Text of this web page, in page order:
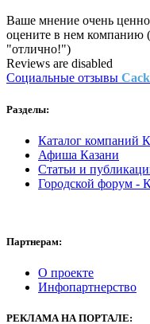
Ваше мнение очень
оцените в нем компанию
"отлично!")
Reviews are disabled
Социальные отзывы
Разделы:
Каталог компаний
Афиша Казани
Статьи и
Городской форум -
Партнерам:
О проекте
Инфопартнерство
РЕКЛАМАНА ПОРТАЛЕ: